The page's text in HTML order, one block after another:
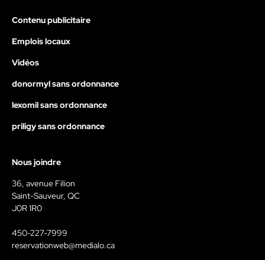
Contenu publicitaire
Emplois locaux
Vidéos
donormyl sans ordonnance
lexomil sans ordonnance
priligy sans ordonnance
Nous joindre
36, avenue Filion
Saint-Sauveur, QC
J0R 1R0
450-227-7999
reservationweb@medialo.ca